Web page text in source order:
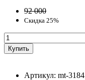
92 000
Скидка 25%
Артикул: mt-3184